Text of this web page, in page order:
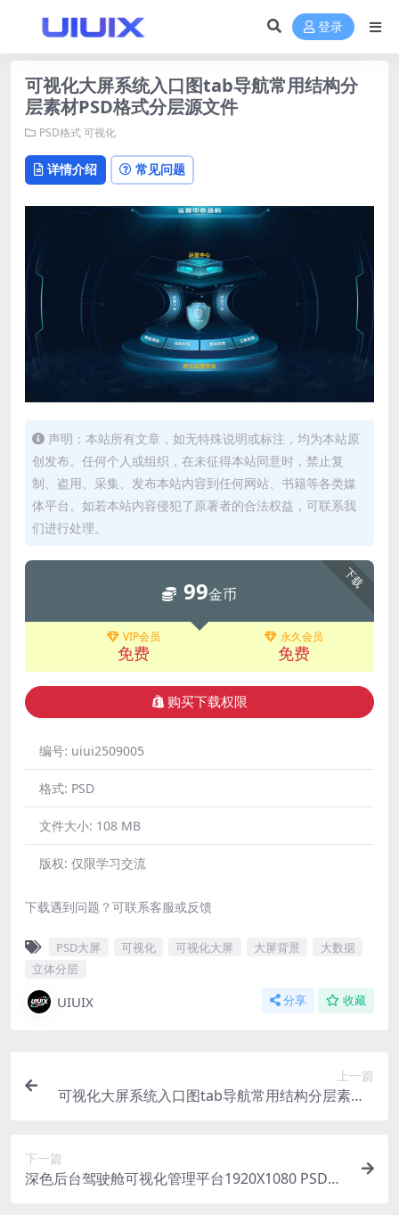
登录
可视化大屏系统入口图tab导航常用结构分
层素材PSD格式分层源文件
PSD格式可视化
详情介绍 常见问题
声明：本站所有文章，如无特殊说明或标注，均为本站原
创发布。任何个人或组织，在未征得本站同意时，禁止复
制、盗用、采集、发布本站内容到任何网站、书籍等各类媒
体平台。如若本站内容侵犯了原著者的合法权益，可联系我
们进行处理。
下载
99金币
VIP会员
免费
永久会员
免费
购买下载权限
编号: uiui2509005
格式: PSD
文件大小: 108 MB
版权: 仅限学习交流
下载遇到问题？可联系客服或反馈
PSD大屏 可视化 可视化大屏 大屏背景
大数据
立体分层
UIUIX 分享 收藏
上一篇
可视化大屏系统入口图tab导航常用结构分层素材P
下一篇
深色后台驾驶舱可视化管理平台1920X1080 PSD格